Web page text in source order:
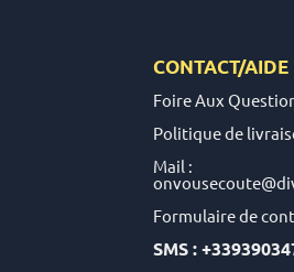
(2 pduits)
Soeurs
🇫🇷 (1 pduit)
CONTACT/AIDE
Foire Aux
Politique de
Mail :
Formulaire de
SMS :